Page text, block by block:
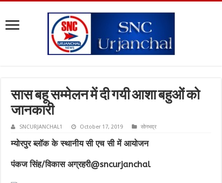
सास बहू सम्मेलन में दी गयी आशा बहुओं को
जानकारी
SNCURJANCHAL1 October 17, 2019 सोनभद्र
म्योरपुर ब्लॉक के स्थानीय सी एच सी में आयोजन
पंकज सिंह/विकास अग्रहरी@sncurjanchal